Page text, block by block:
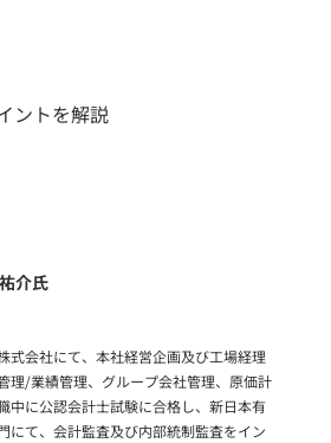
ントを解説
介氏
式会社にて、本社経営企画及び工場経理
理/業績管理、グループ会社管理、原価計
中に公認会計士試験に合格し、新日本有
にて、会計監査及び内部統制監査をイン